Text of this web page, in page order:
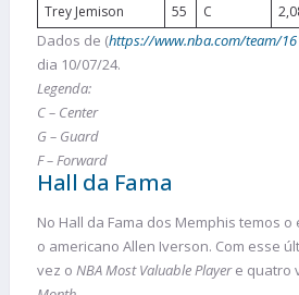
Trey Jemison
55 C
Dados de (https://www.nba.com/team/
dia 10/07/24.
Legenda:
C – Center
G – Guard
F – Forward
Hall da Fama
No Hall da Fama dos Memphis temos
o americano Allen Iverson. Com esse
vez o NBA Most Valuable Playere quatro